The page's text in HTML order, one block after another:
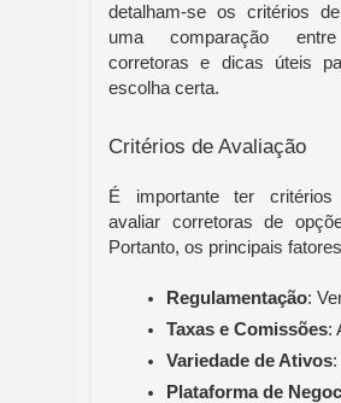
detalham-se os critérios
uma comparação
corretoras e dicas úteis
escolha certa.
Critérios de Avaliação
É importante ter
avaliar corretoras de
Portanto, os principais
Regulamentação:
Taxas e Comissões:
Variedade de Ativos
Plataforma de